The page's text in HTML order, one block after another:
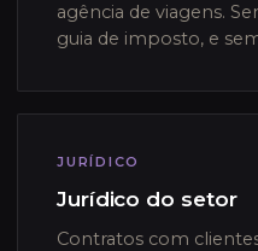
agência de viagens.
guia de imposto, e
JURÍDICO
Jurídico do setor
Contratos com